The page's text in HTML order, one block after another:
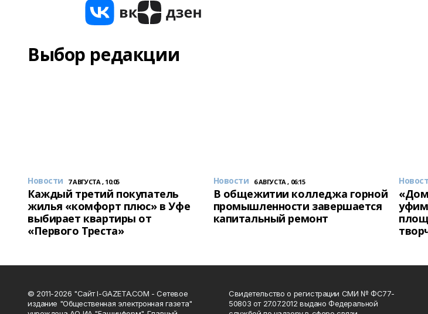
Выбор редакции
Новости 7 АВГУСТА , 10:05
Каждый третий покупатель
жилья «комфорт плюс» в Уфе
выбирает квартиры от
«Первого Треста»
Новости 6 АВГУСТА , 06:15
В общежитии колледжа горной
промышленности завершается
капитальный ремонт
© 2011-2026 "Сайт I-GAZETA.COM - Сетевое
издание "Общественная электронная газета"
Свидетельство о регистрации СМИ № ФС77-
50803 от 27.07.2012 выдано Федеральной